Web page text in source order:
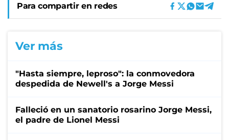
Para compartir en redes
Ver más
"Hasta siempre, leproso": la conmovedora
despedida de Newell's a Jorge Messi
Falleció en un sanatorio rosarino Jorge Messi,
el padre de Lionel Messi